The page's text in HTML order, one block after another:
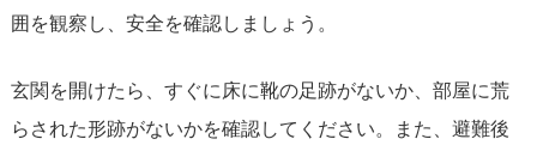
囲を観察し、安全を確認しましょう。
玄関を開けたら、すぐに床に靴の足跡がないか、部屋に荒
らされた形跡がないかを確認してください。また、避難後